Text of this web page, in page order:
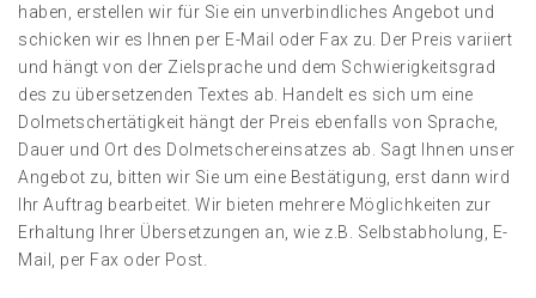
haben, erstellen wir für Sie ein unverbindliches Angebot und
schicken wir es Ihnen per E-Mail oder Fax zu. Der Preis variiert
und hängt von der Zielsprache und dem Schwierigkeitsgrad
des zu übersetzenden Textes ab. Handelt es sich um eine
Dolmetschertätigkeit hängt der Preis ebenfalls von Sprache,
Dauer und Ort des Dolmetschereinsatzes ab. Sagt Ihnen unser
Angebot zu, bitten wir Sie um eine Bestätigung, erst dann wird
Ihr Auftrag bearbeitet. Wir bieten mehrere Möglichkeiten zur
Erhaltung Ihrer Übersetzungen an, wie z.B. Selbstabholung, E-
Mail, per Fax oder Post.